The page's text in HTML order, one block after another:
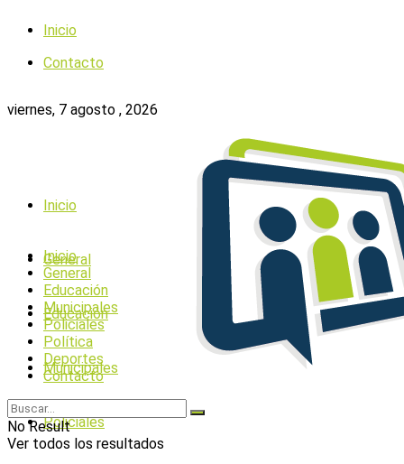
Inicio
Contacto
viernes, 7 agosto , 2026
Inicio
General
Educación
Municipales
Policiales
Inicio
General
Educación
Municipales
Policiales
Política
Deportes
Contacto
No Result
Ver todos los resultados